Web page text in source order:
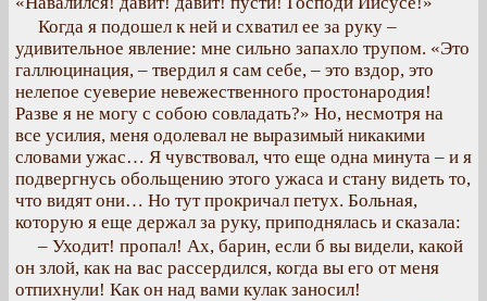
Когда я подошел к ней и схватил ее за руку –
удивительное явление: мне сильно запахло трупом. «Это
галлюцинация, – твердил я сам себе, – это вздор, это
нелепое суеверие невежественного простонародия!
Разве я не могу с собою совладать?» Но, несмотря на
все усилия, меня одолевал не выразимый никакими
словами ужас… Я чувствовал, что еще одна минута – и я
подвергнусь обольщению этого ужаса и стану видеть то,
что видят они… Но тут прокричал петух. Больная,
которую я еще держал за руку, приподнялась и сказала:
– Уходит! пропал! Ах, барин, если б вы видели, какой
он злой, как на вас рассердился, когда вы его от меня
отпихнули! Как он над вами кулак заносил!